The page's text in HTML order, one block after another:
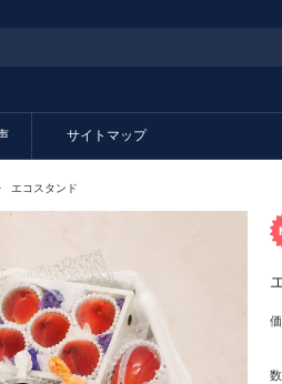
サイトマップ
エコスタンド